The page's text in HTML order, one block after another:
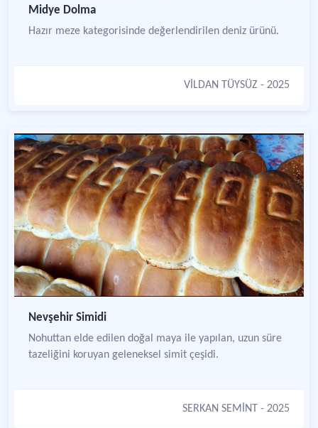
Midye Dolma
Hazır meze kategorisinde değerlendirilen deniz ürünü.
VİLDAN TÜYSÜZ - 2025
Nevşehir Simidi
Nohuttan elde edilen doğal maya ile yapılan, uzun süre
tazeliğini koruyan geleneksel simit çeşidi.
SERKAN SEMİNT - 2025